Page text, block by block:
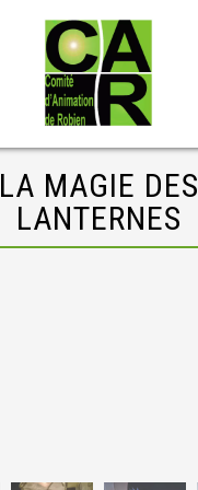
LA MAGIE DES
LANTERNES